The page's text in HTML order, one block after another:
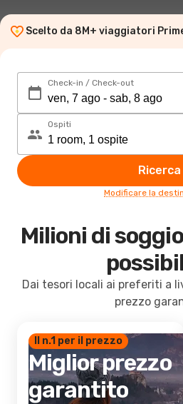
Scelto da 8M+ viaggiatori
Check-in / Check-out
Ospiti
Ricerca
Modificare la
Milioni di
Dai tesori locali ai preferiti a
prezzo
Il n.1 per il prezzo
Miglior prezzo
garantito